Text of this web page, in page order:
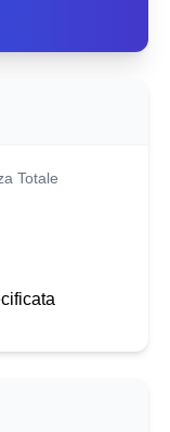
Totale